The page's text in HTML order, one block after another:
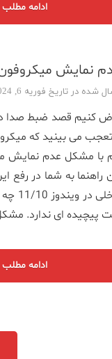
ادامه مطلب
نمایش میکروفون داخلی
شده در تاریخ فوریه 6, 2024 در
کنیم قصد ضبط صدا
تعجب می بینید که
راهنما به شما در
پیچیده ای ندارد.
ادامه مطلب